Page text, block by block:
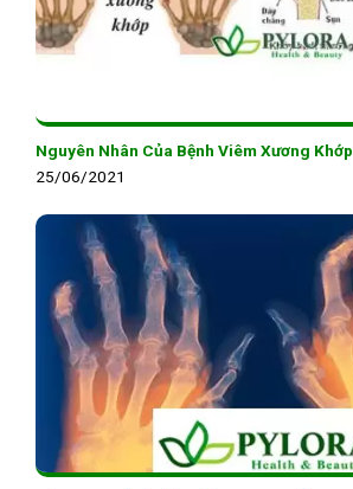
Nguyên Nhân Của Bệnh Viêm Xương Khớp
25/06/2021